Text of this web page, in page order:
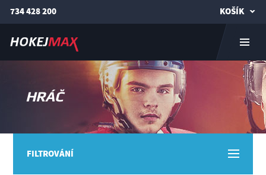
734 428 200 KOŠÍK
HRÁČ
FILTROVÁNÍ